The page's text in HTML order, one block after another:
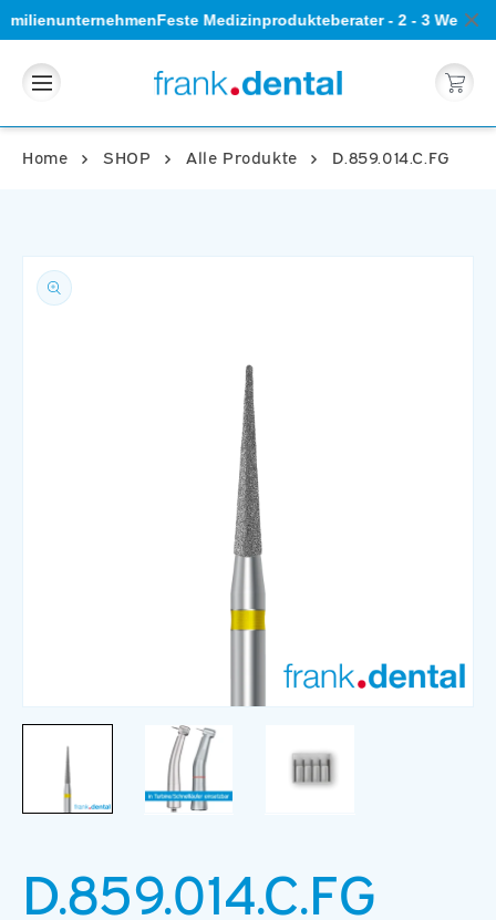
Feste Medizinprodukteberater - 2 - 3
Direkt
zum
Warenkorb
Home SHOP Alle Produkte D.859.014.C.FG
1
D.859.014.C.FG